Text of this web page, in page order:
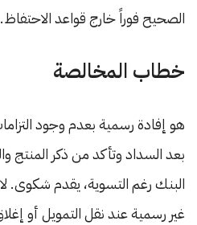
الصحيح فوراً خارج قواعد الاحتفاظ.
خطاب المخالصة
هو إفادة رسمية بعدم وجود
بعد السداد وتأكد من ذكر المنتج
البنك رغم التسوية، يقدم شكوى.
غير رسمية عند نقل التمويل أو